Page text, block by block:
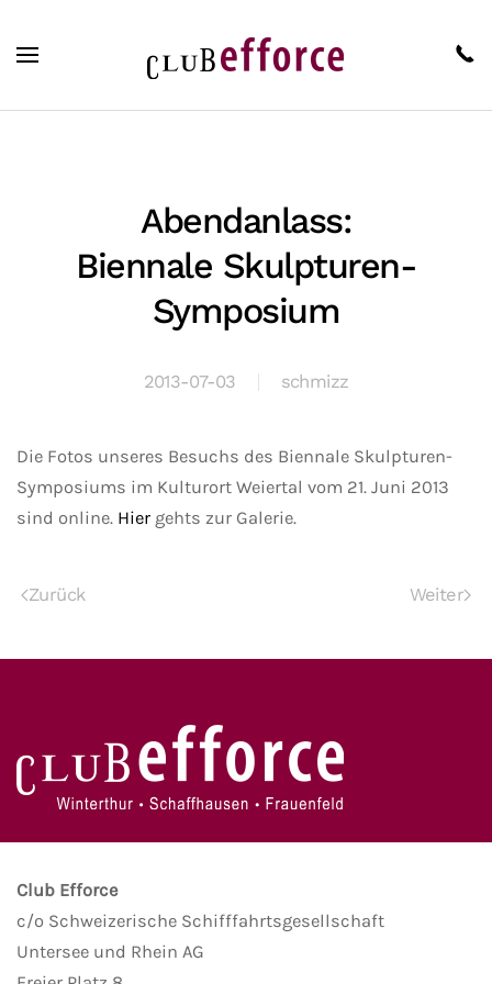
Zum Hauptinhalt springen
Abendanlass:
Biennale Skulpturen-
Symposium
2013-07-03 schmizz
Die Fotos unseres Besuchs des Biennale Skulpturen-
Symposiums im Kulturort Weiertal vom 21. Juni 2013
sind online. Hier gehts zur Galerie.
Zurück Weiter
Club Efforce
c/o Schweizerische Schifffahrtsgesellschaft
Untersee und Rhein AG